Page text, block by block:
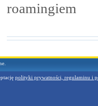
roamingiem
polityki prywatności, regulaminu i